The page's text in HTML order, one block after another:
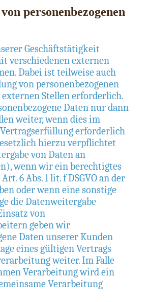
personenbezogenen
Geschäftstätigkeit
verschiedenen externen
Dabei ist teilweise auch
von personenbezogenen
externen Stellen erforderlich.
Daten nur dann
weiter, wenn dies im
erforderlich
hierzu verpflichtet
von Daten an
wenn wir ein berechtigtes
6 Abs. 1 lit. f DSGVO an der
oder wenn eine sonstige
die Datenweitergabe
von
geben wir
Daten unserer Kunden
eines gültigen Vertrags
weiter. Im Falle
Verarbeitung wird ein
Verarbeitung